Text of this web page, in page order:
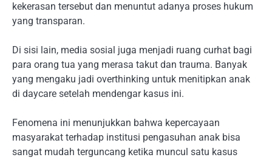
kekerasan tersebut dan menuntut adanya proses hukum
yang transparan.
Di sisi lain, media sosial juga menjadi ruang curhat bagi
para orang tua yang merasa takut dan trauma. Banyak
yang mengaku jadi overthinking untuk menitipkan anak
di daycare setelah mendengar kasus ini.
Fenomena ini menunjukkan bahwa kepercayaan
masyarakat terhadap institusi pengasuhan anak bisa
sangat mudah terguncang ketika muncul satu kasus